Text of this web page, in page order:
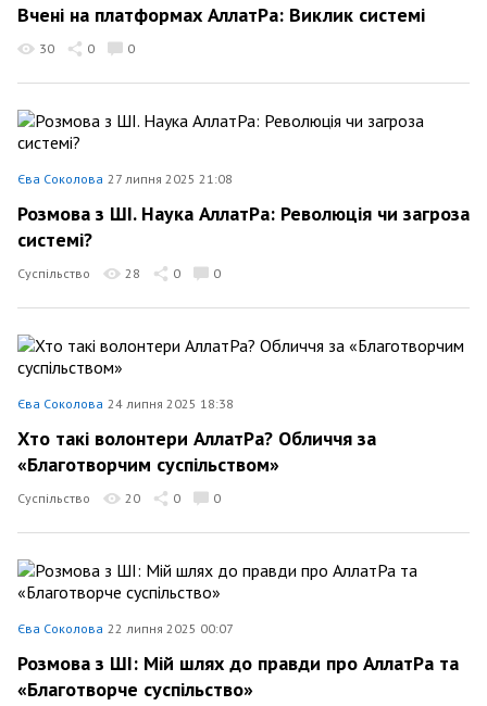
Вчені на платформах АллатРа: Виклик системі
30 0 0
Єва Соколова 27 липня 2025 21:08
Розмова з ШІ. Наука АллатРа: Революція чи загроза
системі?
Суспільство 28 0 0
Єва Соколова 24 липня 2025 18:38
Хто такі волонтери АллатРа? Обличчя за
«Благотворчим суспільством»
Суспільство 20 0 0
Єва Соколова 22 липня 2025 00:07
Розмова з ШІ: Мій шлях до правди про АллатРа та
«Благотворче суспільство»